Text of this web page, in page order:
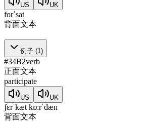
US UK
forˈsat
背面文本
例子 (1)
#34B2verb
正面文本
participate
US UK
ʃɛrˈkæt kɒːrˈdæn
背面文本